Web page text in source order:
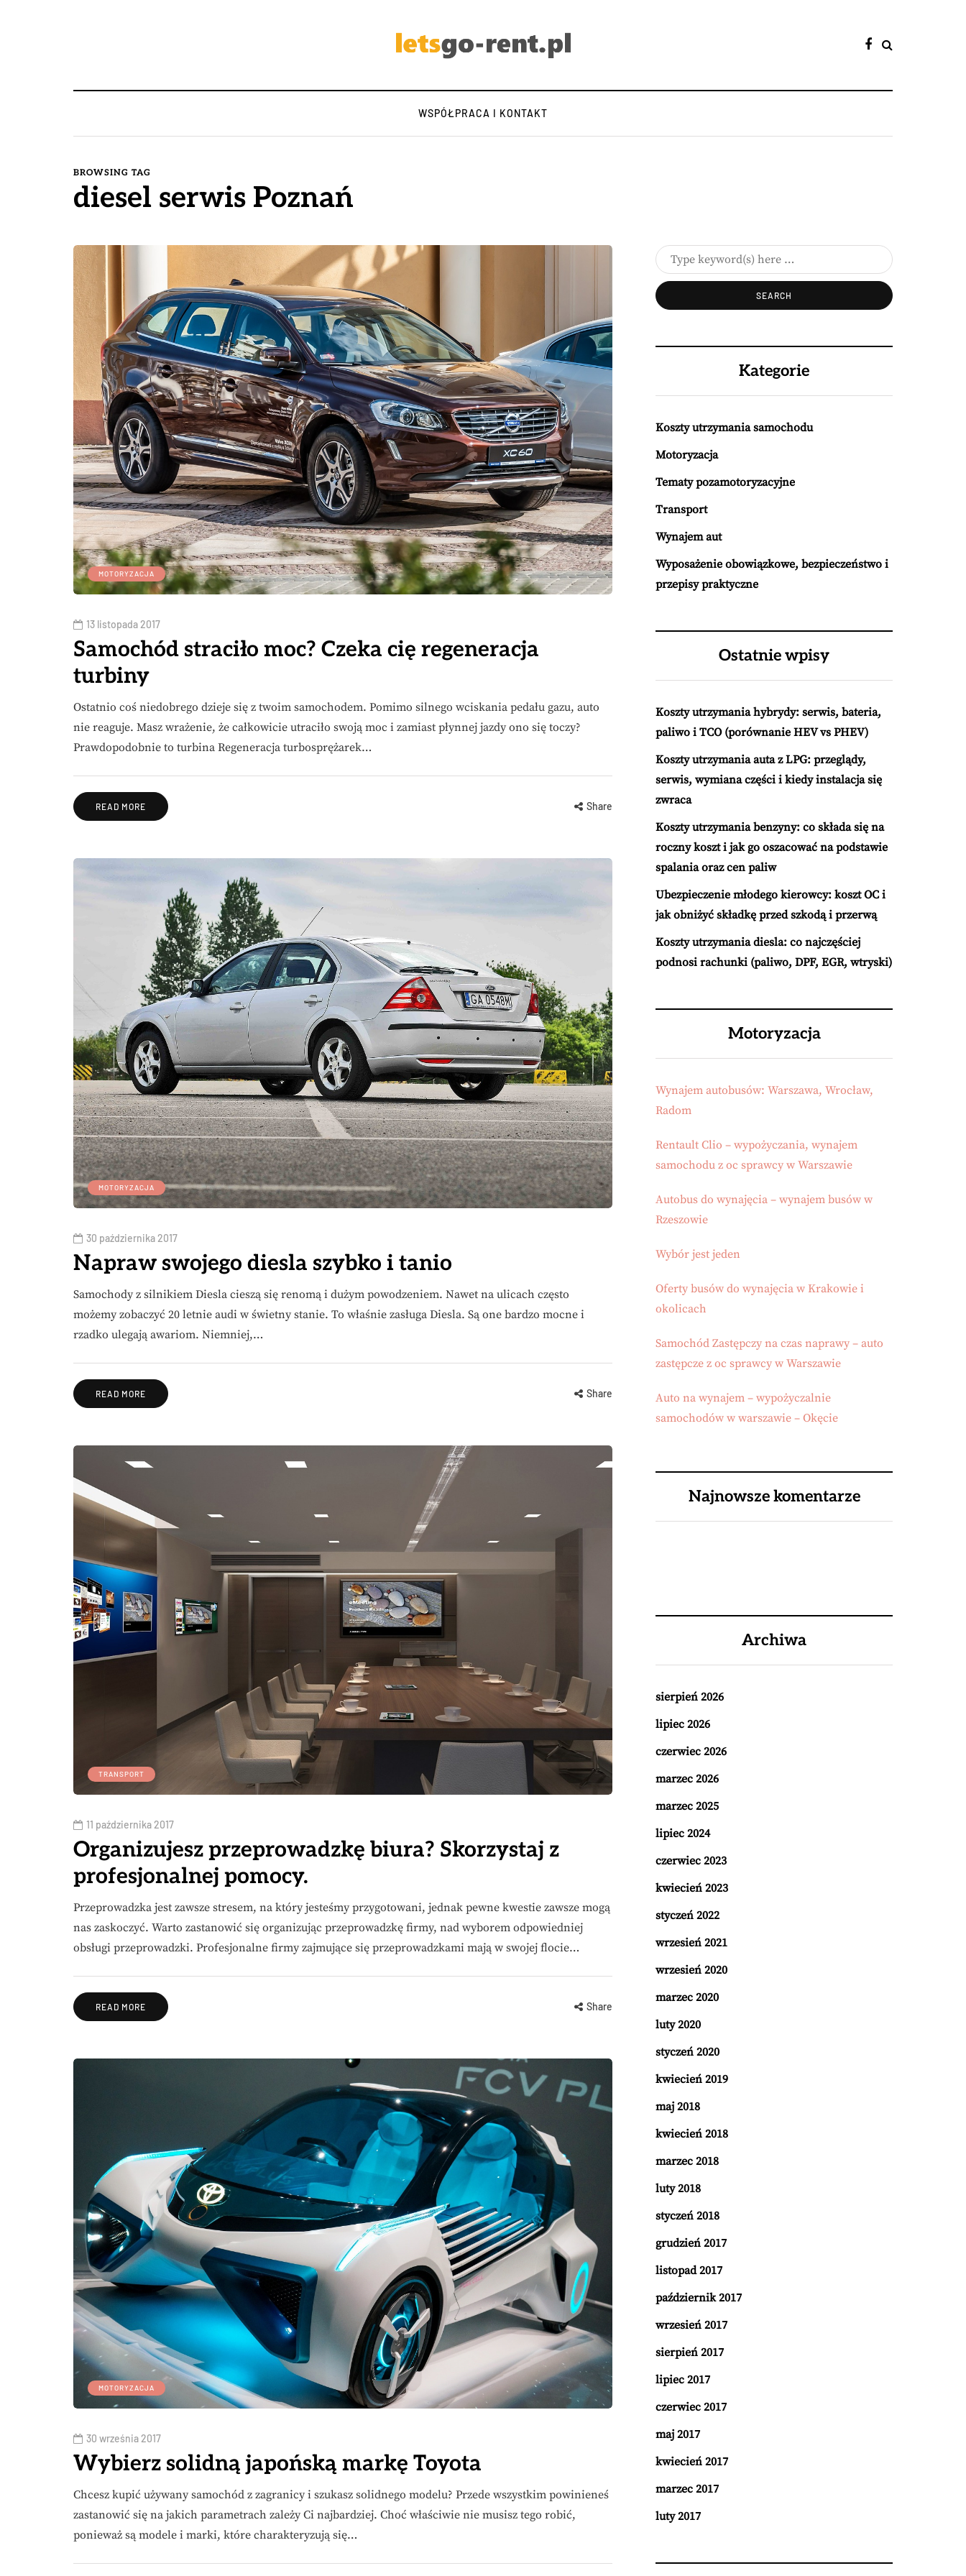
WSPÓŁPRACA I KONTAKT
BROWSING TAG
diesel serwis Poznań
MOTORYZACJA
13 listopada 2017
Samochód straciło moc? Czeka cię regeneracja
turbiny
Ostatnio coś niedobrego dzieje się z twoim samochodem. Pomimo silnego wciskania pedału gazu, auto
nie reaguje. Masz wrażenie, że całkowicie utraciło swoją moc i zamiast płynnej jazdy ono się toczy?
Prawdopodobnie to turbina Regeneracja turbosprężarek…
READ MORE Share
MOTORYZACJA
30 października 2017
Napraw swojego diesla szybko i tanio
Samochody z silnikiem Diesla cieszą się renomą i dużym powodzeniem. Nawet na ulicach często
możemy zobaczyć 20 letnie audi w świetny stanie. To właśnie zasługa Diesla. Są one bardzo mocne i
rzadko ulegają awariom. Niemniej,…
READ MORE Share
TRANSPORT
11 października 2017
Organizujesz przeprowadzkę biura? Skorzystaj z
profesjonalnej pomocy.
Przeprowadzka jest zawsze stresem, na który jesteśmy przygotowani, jednak pewne kwestie zawsze mogą
nas zaskoczyć. Warto zastanowić się organizując przeprowadzkę firmy, nad wyborem odpowiedniej
obsługi przeprowadzki. Profesjonalne firmy zajmujące się przeprowadzkami mają w swojej flocie…
READ MORE Share
MOTORYZACJA
30 września 2017
Wybierz solidną japońską markę Toyota
Chcesz kupić używany samochód z zagranicy i szukasz solidnego modelu? Przede wszystkim powinieneś
zastanowić się na jakich parametrach zależy Ci najbardziej. Choć właściwie nie musisz tego robić,
ponieważ są modele i marki, które charakteryzują się…
Kategorie
Koszty utrzymania samochodu
Motoryzacja
Tematy pozamotoryzacyjne
Transport
Wynajem aut
Wyposażenie obowiązkowe, bezpieczeństwo i
przepisy praktyczne
Ostatnie wpisy
Koszty utrzymania hybrydy: serwis, bateria,
paliwo i TCO (porównanie HEV vs PHEV)
Koszty utrzymania auta z LPG: przeglądy,
serwis, wymiana części i kiedy instalacja się
zwraca
Koszty utrzymania benzyny: co składa się na
roczny koszt i jak go oszacować na podstawie
spalania oraz cen paliw
Ubezpieczenie młodego kierowcy: koszt OC i
jak obniżyć składkę przed szkodą i przerwą
Koszty utrzymania diesla: co najczęściej
podnosi rachunki (paliwo, DPF, EGR, wtryski)
Motoryzacja
Wynajem autobusów: Warszawa, Wrocław,
Radom
Rentault Clio – wypożyczania, wynajem
samochodu z oc sprawcy w Warszawie
Autobus do wynajęcia – wynajem busów w
Rzeszowie
Wybór jest jeden
Oferty busów do wynajęcia w Krakowie i
okolicach
Samochód Zastępczy na czas naprawy – auto
zastępcze z oc sprawcy w Warszawie
Auto na wynajem – wypożyczalnie
samochodów w warszawie – Okęcie
Najnowsze komentarze
Archiwa
sierpień 2026
lipiec 2026
czerwiec 2026
marzec 2026
marzec 2025
lipiec 2024
czerwiec 2023
kwiecień 2023
styczeń 2022
wrzesień 2021
wrzesień 2020
marzec 2020
luty 2020
styczeń 2020
kwiecień 2019
maj 2018
kwiecień 2018
marzec 2018
luty 2018
styczeń 2018
grudzień 2017
listopad 2017
październik 2017
wrzesień 2017
sierpień 2017
lipiec 2017
czerwiec 2017
maj 2017
kwiecień 2017
marzec 2017
luty 2017